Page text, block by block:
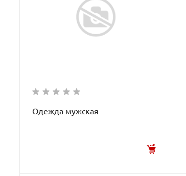
Одежда мужская